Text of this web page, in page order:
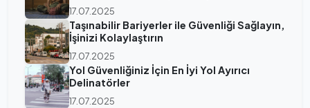
17.07.2025
Taşınabilir Bariyerler ile Güvenliği Sağlayın,
İşinizi Kolaylaştırın
17.07.2025
Yol Güvenliğiniz İçin En İyi Yol Ayırıcı
Delinatörler
17.07.2025